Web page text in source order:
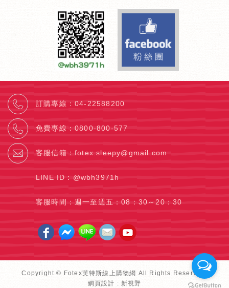
訂購專線 ：04-22588200
免費專線 ：0800-800-577
客服信箱 ：fotex.sleepy@gmail.com
LINE ID： @wbh3971h
客服時間：週一至週五：08：30～20：30
Copyright © Fotex芙特斯線上購物網 All Rights Reserved.
網頁設計 : 新視野